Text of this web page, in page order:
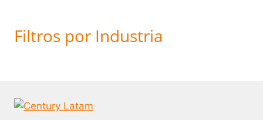
Filtros por Industria